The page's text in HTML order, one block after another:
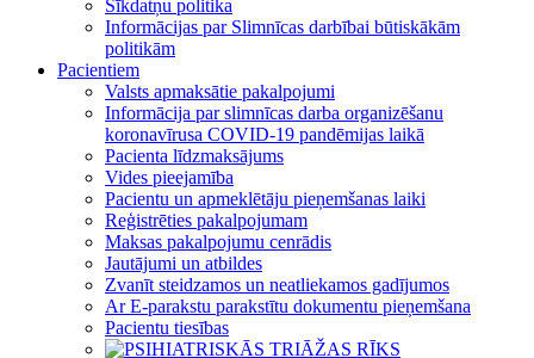
Sīkdatņu politika
Informācijas par Slimnīcas darbībai būtiskākām
politikām
Pacientiem
Valsts apmaksātie pakalpojumi
Informācija par slimnīcas darba organizēšanu
koronavīrusa COVID-19 pandēmijas laikā
Pacienta līdzmaksājums
Vides pieejamība
Pacientu un apmeklētāju pieņemšanas laiki
Reģistrēties pakalpojumam
Maksas pakalpojumu cenrādis
Jautājumi un atbildes
Zvanīt steidzamos un neatliekamos gadījumos
Ar E-parakstu parakstītu dokumentu pieņemšana
Pacientu tiesības